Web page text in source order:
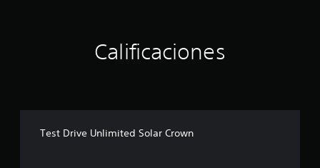
Calificaciones
Test Drive Unlimited Solar Crown